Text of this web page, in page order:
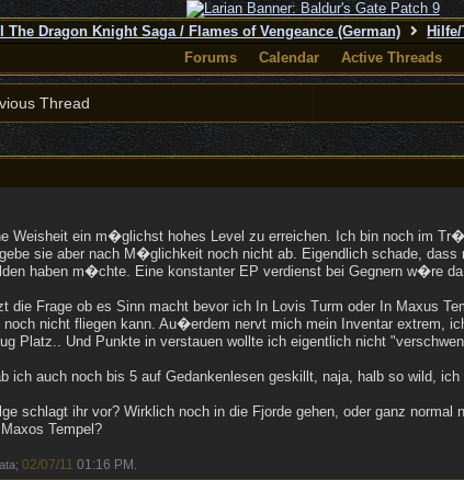
The Dragon Knight Saga / Flames of Vengeance (German)
Forums
Calendar Active Threads
Thread
Weisheit ein m�glichst hohes Level zu erreichen. Ich bin noch im
sie aber nach M�glichkeit noch nicht ab. Eigendlich schade,
haben m�chte. Eine konstanter EP verdienst bei Gegnern w�re
die Frage ob es Sinn macht bevor ich In Lovis Turm oder In Maxus
nicht fliegen kann. Au�erdem nervt mich mein Inventar extrem,
Platz.. Und Punkte in verstauen wollte ich eigentlich nicht
ich auch noch bis 5 auf Gedankenlesen geskillt, naja, halb so wild,
schlagt ihr vor? Wirklich noch in die Fjorde gehen, oder ganz
Tempel?
02/07/11 01:16 PM